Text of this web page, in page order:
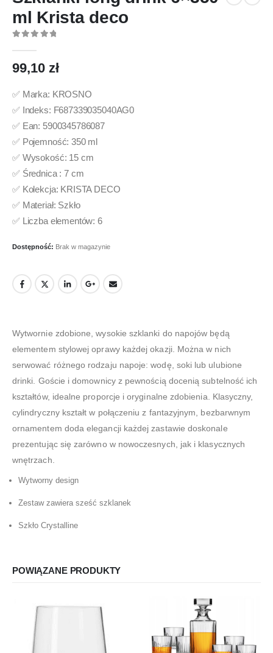
ml Krista deco
99,10 zł
✅ Marka: KROSNO
✅ Indeks: F687339035040AG0
✅ Ean: 5900345786087
✅ Pojemność: 350 ml
✅ Wysokość: 15 cm
✅ Średnica : 7 cm
✅ Kolekcja: KRISTA DECO
✅ Materiał: Szkło
✅ Liczba elementów: 6
Dostępność: Brak w magazynie
Wytwornie zdobione, wysokie szklanki do napojów będą
elementem stylowej oprawy każdej okazji. Można w nich
serwować różnego rodzaju napoje: wodę, soki lub ulubione
drinki. Goście i domownicy z pewnością docenią subtelność ich
kształtów, idealne proporcje i oryginalne zdobienia. Klasyczny,
cylindryczny kształt w połączeniu z fantazyjnym, bezbarwnym
ornamentem doda elegancji każdej zastawie doskonale
prezentując się zarówno w nowoczesnych, jak i klasycznych
wnętrzach.
Wytworny design
Zestaw zawiera sześć szklanek
Szkło Crystalline
POWIĄZANE PRODUKTY